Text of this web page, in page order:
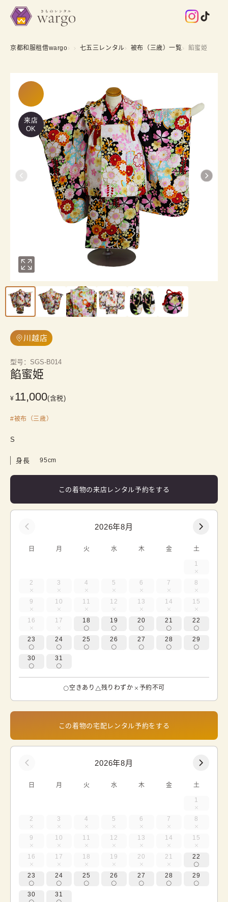
京都和服租借wargo 七五三レンタル 被布（三歳）一覧 餡蜜姫
来店
OK
川越店
型号 ： SGS-B014
餡蜜姫
¥ 11,000(含税)
#被布（三歳）
S
身長 95cm
この着物の来店レンタル予約をする
2026年8月
日 月 火 水 木 金 土
1
2 3 4 5 6 7 8
9 10 11 12 13 14 15
16 17 18 19 20 21 22
23 24 25 26 27 28 29
30 31
空きあり 残りわずか 予約不可
この着物の宅配レンタル予約をする
2026年8月
日 月 火 水 木 金 土
1
2 3 4 5 6 7 8
9 10 11 12 13 14 15
16 17 18 19 20 21 22
23 24 25 26 27 28 29
30 31